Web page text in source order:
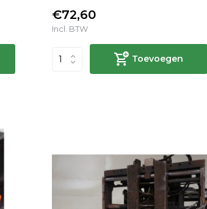
€72,60
Incl. BTW
Toevoegen